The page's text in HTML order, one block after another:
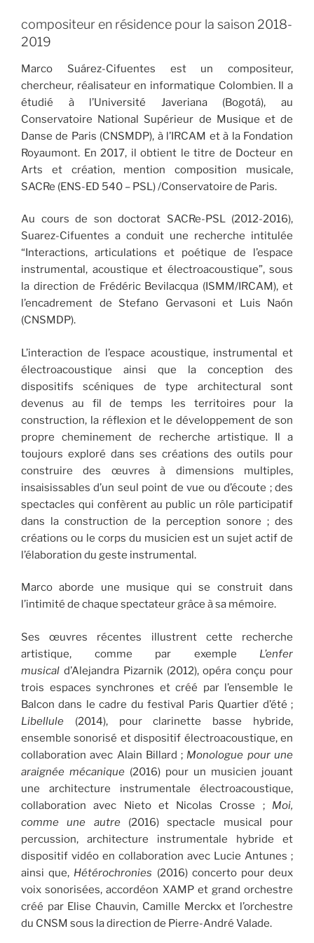
compositeur en résidence pour la saison 2018-
2019
Marco Suárez-Cifuentes est un compositeur,
chercheur, réalisateur en informatique Colombien. Il a
étudié à l’Université Javeriana (Bogotá), au
Conservatoire National Supérieur de Musique et de
Danse de Paris (CNSMDP), à l’IRCAM et à la Fondation
Royaumont. En 2017, il obtient le titre de Docteur en
Arts et création, mention composition musicale,
SACRe (ENS-ED 540 – PSL) /Conservatoire de Paris.
Au cours de son doctorat SACRe-PSL (2012-2016),
Suarez-Cifuentes a conduit une recherche intitulée
“Interactions, articulations et poétique de l’espace
instrumental, acoustique et électroacoustique”, sous
la direction de Frédéric Bevilacqua (ISMM/IRCAM), et
l’encadrement de Stefano Gervasoni et Luis Naón
(CNSMDP).
L’interaction de l’espace acoustique, instrumental et
électroacoustique ainsi que la conception des
dispositifs scéniques de type architectural sont
devenus au fil de temps les territoires pour la
construction, la réflexion et le développement de son
propre cheminement de recherche artistique. Il a
toujours exploré dans ses créations des outils pour
construire des œuvres à dimensions multiples,
insaisissables d’un seul point de vue ou d’écoute ; des
spectacles qui confèrent au public un rôle participatif
dans la construction de la perception sonore ; des
créations ou le corps du musicien est un sujet actif de
l’élaboration du geste instrumental.
Marco aborde une musique qui se construit dans
l’intimité de chaque spectateur grâce à sa mémoire.
Ses œuvres récentes illustrent cette recherche
artistique, comme par exemple L’enfer
musical d’Alejandra Pizarnik (2012), opéra conçu pour
trois espaces synchrones et créé par l’ensemble le
Balcon dans le cadre du festival Paris Quartier d’été ;
Libellule (2014), pour clarinette basse hybride,
ensemble sonorisé et dispositif électroacoustique, en
collaboration avec Alain Billard ; Monologue pour une
araignée mécanique (2016) pour un musicien jouant
une architecture instrumentale électroacoustique,
collaboration avec Nieto et Nicolas Crosse ; Moi,
comme une autre (2016) spectacle musical pour
percussion, architecture instrumentale hybride et
dispositif vidéo en collaboration avec Lucie Antunes ;
ainsi que, Hétérochronies (2016) concerto pour deux
voix sonorisées, accordéon XAMP et grand orchestre
créé par Elise Chauvin, Camille Merckx et l’orchestre
du CNSM sous la direction de Pierre-André Valade.